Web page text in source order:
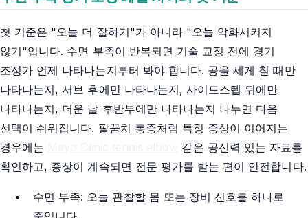
첫 기준은 "오늘 더 잘하기"가 아니라 "오늘 악화시키지
않기"입니다. 수면 부족이 반복되면 기술 교정 전에 경기
조정가 언제 나타나는지부터 봐야 합니다. 공을 세게 칠 때만
나타나는지, 서브 후에만 나타나는지, 사이드스텝 뒤에만
나타나는지, 더운 날 후반부에만 나타나는지 나누면 다음
선택이 쉬워집니다. 팔꿈치 통증처럼 특정 증상이 이어지는
경우에는
같은 공신력 있는 자료를
확인하고, 증상이 계속되면 전문 평가를 받는 편이 안전합니다.
수면 부족: 오늘 관찰할 몸 또는 장비 신호를 하나로